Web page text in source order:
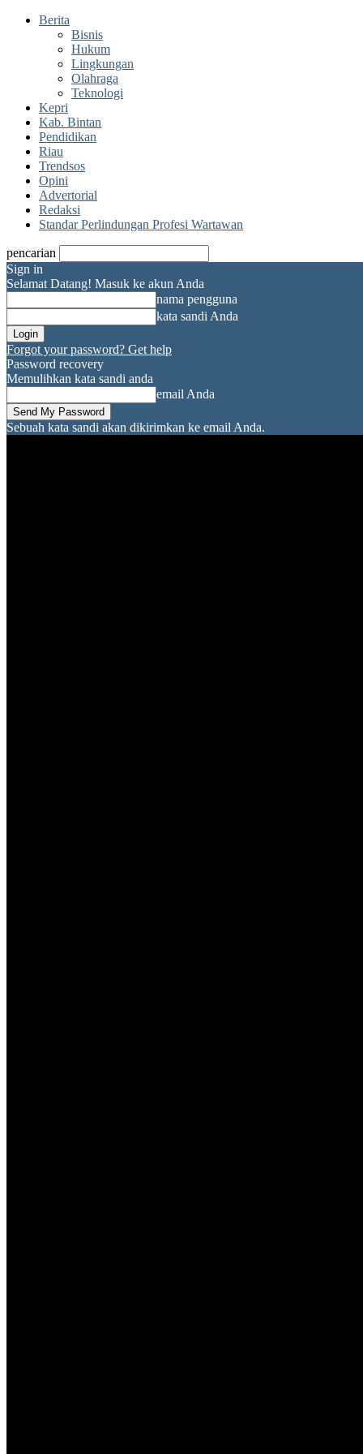
Berita
Bisnis
Hukum
Lingkungan
Olahraga
Teknologi
Kepri
Kab. Bintan
Pendidikan
Riau
Trendsos
Opini
Advertorial
Redaksi
Standar Perlindungan Profesi Wartawan
pencarian
Sign in
Selamat Datang! Masuk ke akun Anda
nama pengguna
kata sandi Anda
Forgot your password? Get help
Password recovery
Memulihkan kata sandi anda
email Anda
Sebuah kata sandi akan dikirimkan ke email Anda.